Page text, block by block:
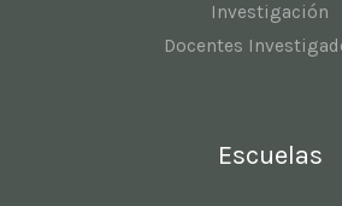
Investigación
Docentes
Escuelas